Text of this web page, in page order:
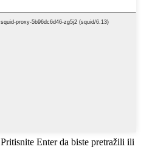
Pritisnite Enter da biste pretražili ili